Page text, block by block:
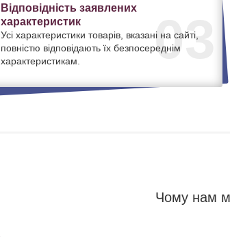
03
Відповідність заявлених
характеристик
Усі характеристики товарів, вказані на сайті,
повністю відповідають їх безпосереднім
характеристикам.
Чому нам